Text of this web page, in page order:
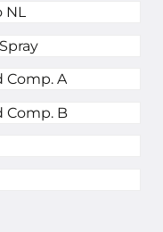
NL
Comp. A
Comp. B